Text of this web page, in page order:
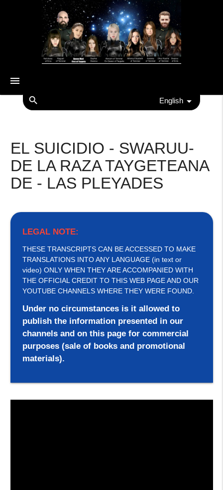
menu
search English
EL SUICIDIO - SWARUU-
DE LA RAZA TAYGETEANA
DE - LAS PLEYADES
LEGAL NOTE:
THESE TRANSCRIPTS CAN BE ACCESSED TO MAKE
TRANSLATIONS INTO ANY LANGUAGE (in text or
video) ONLY WHEN THEY ARE ACCOMPANIED WITH
THE OFFICIAL CREDIT TO THIS WEB PAGE AND OUR
YOUTUBE CHANNELS WHERE THEY WERE FOUND.
Under no circumstances is it allowed to
publish the information presented in our
channels and on this page for commercial
purposes (sale of books and promotional
materials).